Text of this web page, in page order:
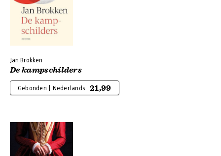
Jan Brokken
De kampschilders
Gebonden | Nederlands 21,99